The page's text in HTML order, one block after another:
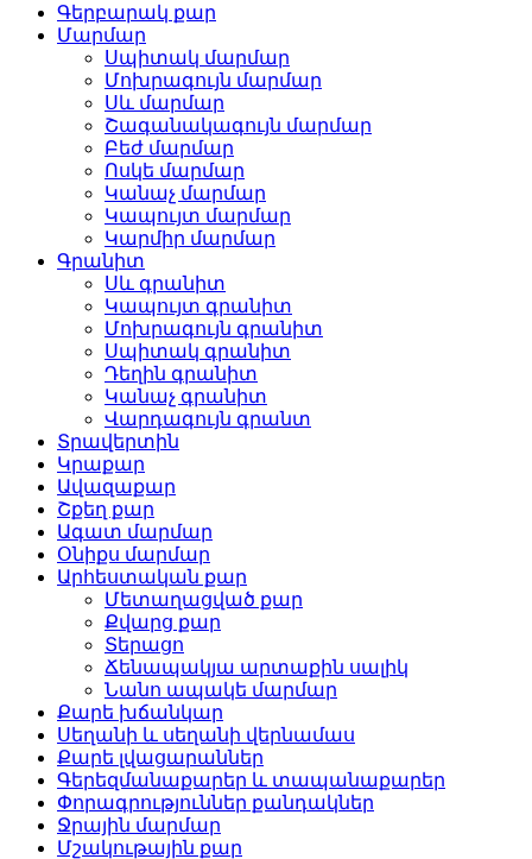
Գերբարակ քար
Մարմար
Սպիտակ մարմար
Մոխրագույն մարմար
Սև մարմար
Շագանակագույն մարմար
Բեժ մարմար
Ոսկե մարմար
Կանաչ մարմար
Կապույտ մարմար
Կարմիր մարմար
Գրանիտ
Սև գրանիտ
Կապույտ գրանիտ
Մոխրագույն գրանիտ
Սպիտակ գրանիտ
Դեղին գրանիտ
Կանաչ գրանիտ
Վարդագույն գրանտ
Տրավերտին
Կրաքար
Ավազաքար
Շքեղ քար
Ագատ մարմար
Օնիքս մարմար
Արհեստական ​​քար
Մետաղացված քար
Քվարց քար
Տերացո
Ճենապակյա արտաքին սալիկ
Նանո ապակե մարմար
Քարե խճանկար
Սեղանի և սեղանի վերնամաս
Քարե լվացարաններ
Գերեզմանաքարեր և տապանաքարեր
Փորագրություններ քանդակներ
Ջրային մարմար
Մշակութային քար